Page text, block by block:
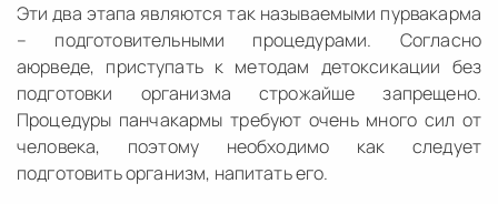
Эти два этапа являются так называемыми пурвакарма
– подготовительными процедурами. Согласно
аюрведе, приступать к методам детоксикации без
подготовки организма строжайше запрещено.
Процедуры панчакармы требуют очень много сил от
человека, поэтому необходимо как следует
подготовить организм, напитать его.